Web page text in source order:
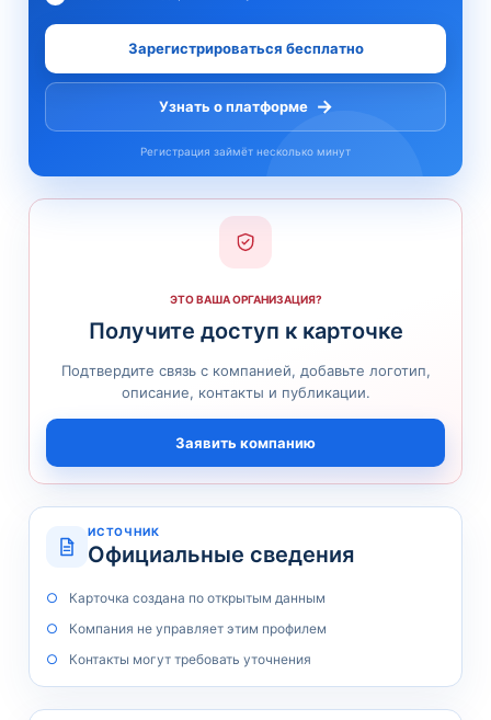
Зарегистрироваться бесплатно
Узнать о платформе →
Регистрация займёт несколько минут
ЭТО ВАША ОРГАНИЗАЦИЯ?
Получите доступ к карточке
Подтвердите связь с компанией, добавьте логотип,
описание, контакты и публикации.
Заявить компанию
ИСТОЧНИК
Официальные сведения
Карточка создана по открытым данным
Компания не управляет этим профилем
Контакты могут требовать уточнения